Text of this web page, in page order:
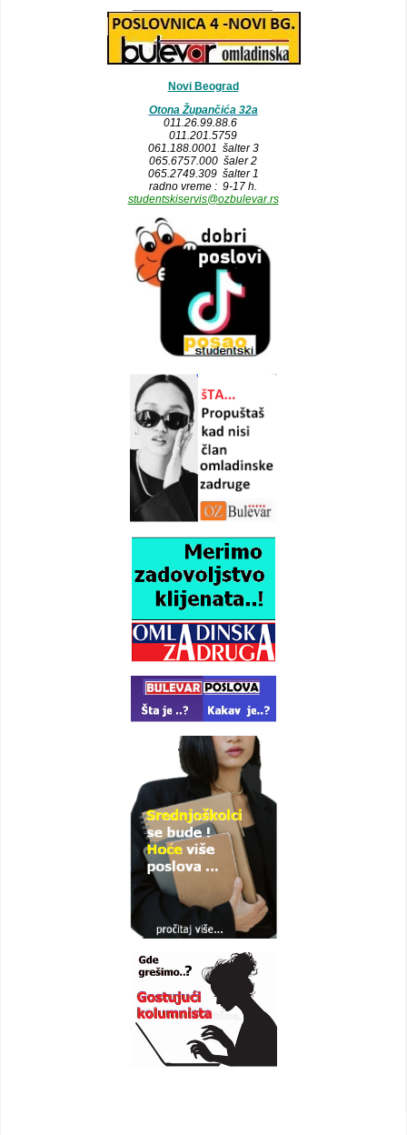
Novi Beograd
Otona Župančića 32a
011.26.99.88.6
011.201.5759
061.188.0001 šalter 3
065.6757.000 šaler 2
065.2749.309 šalter 1
radno vreme : 9-17 h.
studentskiservis@ozbulevar.rs